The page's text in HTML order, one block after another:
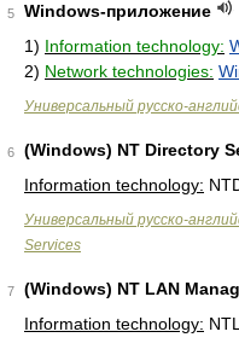
5
Windows-приложение
1) Information technology:
2) Network technologies:
Универсальный русско-
6
(Windows) NT Directory
Information technology:
Универсальный русско-
Services
7
(Windows) NT LAN
Information technology: